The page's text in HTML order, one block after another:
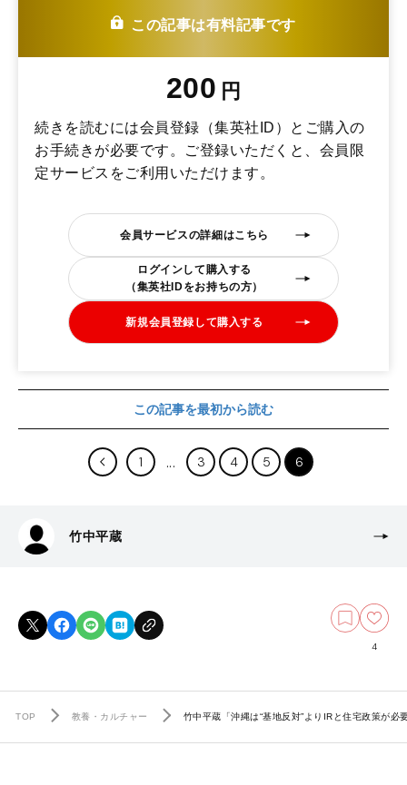
この記事は有料記事です
200 円
続きを読むには会員登録（集英社ID）とご購入の
お手続きが必要です。ご登録いただくと、会員限
定サービスをご利用いただけます。
会員サービスの詳細はこちら
ログインして購入する
（集英社IDをお持ちの方）
新規会員登録して購入する
この記事を最初から読む
1 3 4 5 6
竹中平蔵
4
TOP 教養・カルチャー 竹中平蔵「沖縄は“基地反対”よりIRと住宅政策が